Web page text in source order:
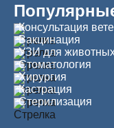
Консультация
Вакцинация
УЗИ для
Стоматология
Хирургия
Кастрация
Стерилизация